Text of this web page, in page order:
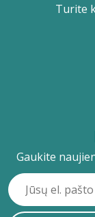
Turite
Gaukite